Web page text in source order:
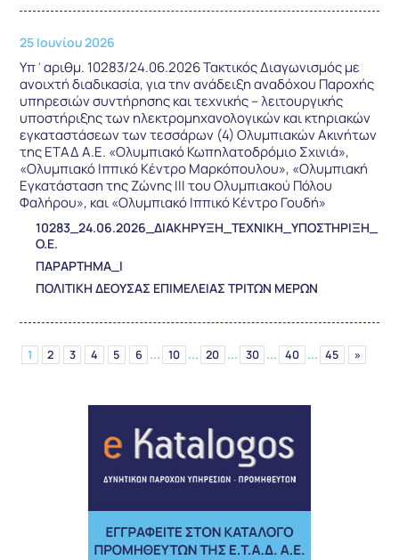
25 Ιουνίου 2026
Υπ΄αριθμ. 10283/24.06.2026 Τακτικός Διαγωνισμός με
ανοιχτή διαδικασία, για την ανάδειξη αναδόχου Παροχής
υπηρεσιών συντήρησης και τεχνικής – λειτουργικής
υποστήριξης των ηλεκτρομηχανολογικών και κτηριακών
εγκαταστάσεων των τεσσάρων (4) Ολυμπιακών Ακινήτων
της ΕΤΑΔ Α.Ε. «Ολυμπιακό Κωπηλατοδρόμιο Σχινιά»,
«Ολυμπιακό Ιππικό Κέντρο Μαρκόπουλου», «Ολυμπιακή
Εγκατάσταση της Ζώνης ΙΙΙ του Ολυμπιακού Πόλου
Φαλήρου», και «Ολυμπιακό Ιππικό Κέντρο Γουδή»
10283_24.06.2026_ΔΙΑΚΗΡΥΞΗ_ΤΕΧΝΙΚΗ_ΥΠΟΣΤΗΡΙΞΗ_
Ο.Ε.
ΠΑΡΑΡΤΗΜΑ_Ι
ΠΟΛΙΤΙΚΗ ΔΕΟΥΣΑΣ ΕΠΙΜΕΛΕΙΑΣ ΤΡΙΤΩΝ ΜΕΡΩΝ
1 2 3 4 5 6 ... 10 ... 20 ... 30 ... 40 ... 45 »